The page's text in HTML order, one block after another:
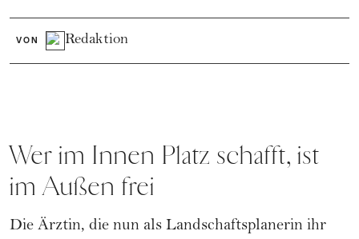
VON Redaktion
Wer im Innen Platz schafft, ist
im Außen frei
Die Ärztin, die nun als Landschaftsplanerin ihr